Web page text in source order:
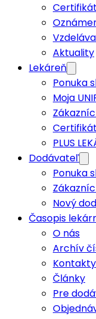
Aktuality
Lekáreň
Ponuka
Moja
PLUS
Dodávateľ
Ponuka
Nový
Časopis
O nás
Archív
Články
Pre